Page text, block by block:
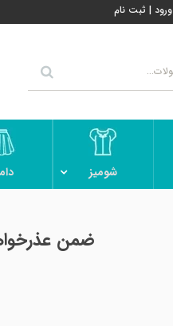
ورود | ثبت نام
شومیز
ضمن